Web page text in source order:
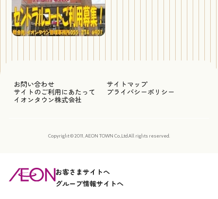
お問い合わせ
サイトマップ
サイトのご利用にあたって
プライバシーポリシー
イオンタウン株式会社
Copyright © 2011, AEON TOWN Co.,Ltd.All rights reserved.
お客さまサイトへ
グループ情報サイトへ